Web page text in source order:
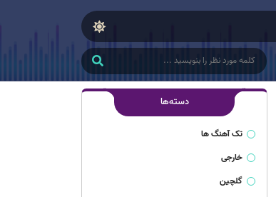
دسته‌ها
تک آهنگ ها
خارجی
گلچین